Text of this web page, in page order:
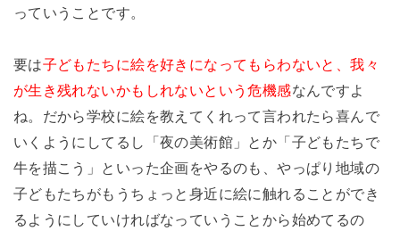
っていうことです。
要は子どもたちに絵を好きになってもらわないと、我々
が生き残れないかもしれないという危機感なんですよ
ね。 だから学校に絵を教えてくれって言われたら喜んで
いくようにしてるし「夜の美術館」とか「子どもたちで
牛を描こう」といった企画をやるのも、やっぱり地域の
子どもたちがもうちょっと身近に絵に触れることができ
るようにしていければなっていうことから始めてるの